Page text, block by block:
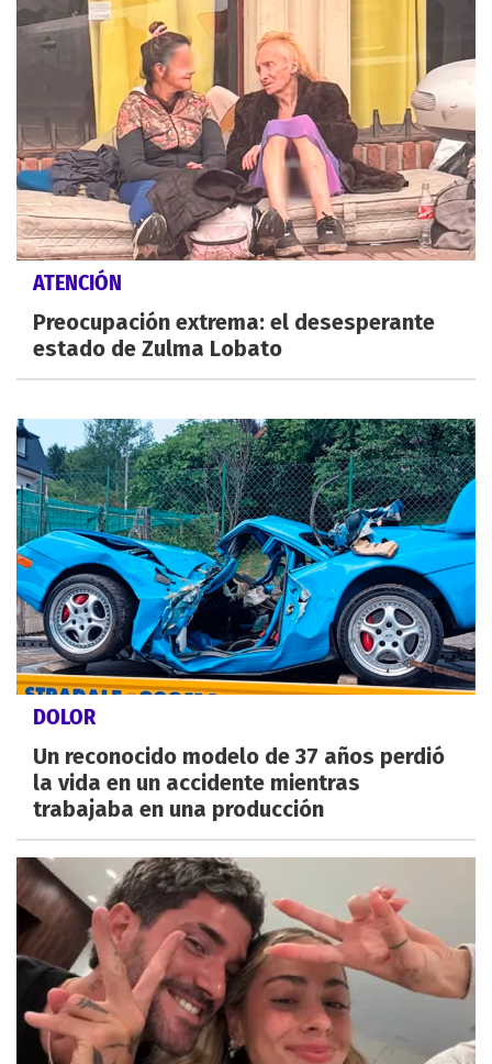
ATENCIÓN
Preocupación extrema: el desesperante
estado de Zulma Lobato
DOLOR
Un reconocido modelo de 37 años perdió
la vida en un accidente mientras
trabajaba en una producción